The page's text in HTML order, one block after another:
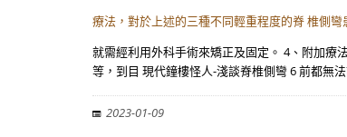
療法，對於上述的三種不同輕重程度的脊 椎側
就需經利用外科手術來矯正及固定。 4、附加療
等，到目 現代鐘樓怪人-淺談脊椎側彎 6 前都無
2023-01-09